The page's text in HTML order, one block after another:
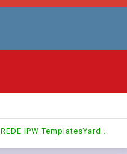
REDE IPW TemplatesYard .